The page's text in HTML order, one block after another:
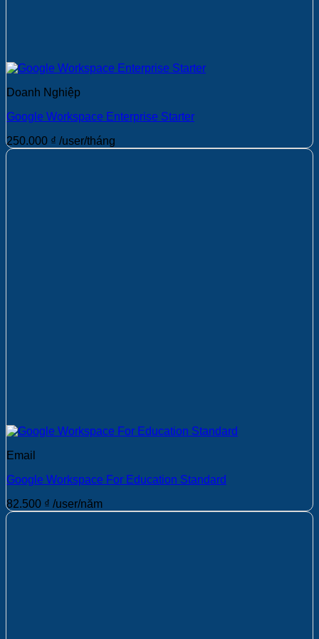
Doanh Nghiệp
Google Workspace Enterprise Starter
250.000 ₫ /user/tháng
Email
Google Workspace For Education Standard
82.500 ₫ /user/năm